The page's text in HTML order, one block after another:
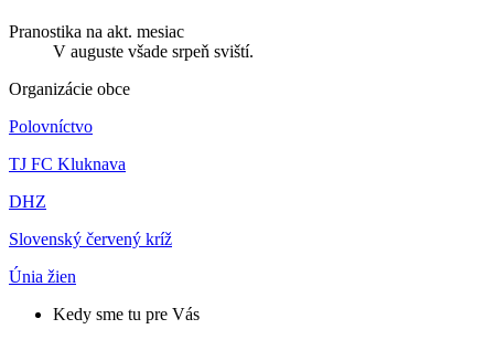
Pranostika na akt. mesiac
V auguste všade srpeň sviští.
Organizácie obce
Polovníctvo
TJ FC Kluknava
DHZ
Slovenský červený kríž
Únia žien
Kedy sme tu pre Vás